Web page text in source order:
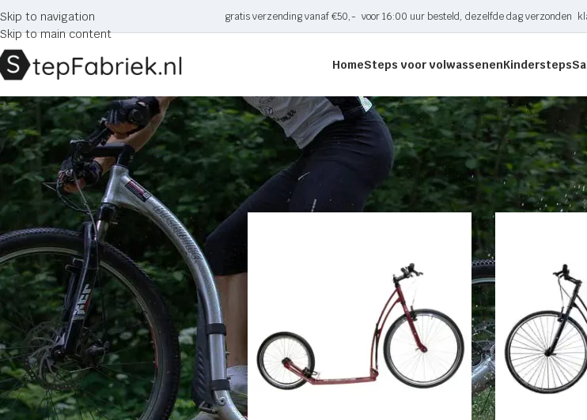
Skip to navigation
Skip to main content
gratis verzending vanaf €50,- voor 16:00 uur besteld, dezelfde dag verzonden
HomeSteps voor volwassenenKindersteps
Mibo GT step
CATEGORIE
Onderdelen en accessoires
Kindersteps
Autoped
Driewieler steps
Loopfietsen
Stuntsteps
Vouwsteps
Sale
Steps voor volwassenen
Bedrijfssteps
Cross steps
E-steps
Hondensteps
Lifestyle steps
Home Producten getagged “Mibo GT step”